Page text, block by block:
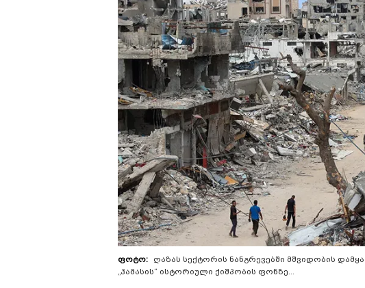
ღაზას სექტორის ნანგრევებში მშვიდობის
„ჰამასის“ ისტორიული ქიშპობის ფონზე...